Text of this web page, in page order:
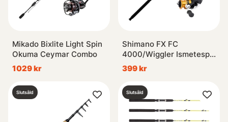
Mikado Bixlite Light Spin
Okuma Ceymar Combo
1029 kr
Shimano FX FC
4000/Wiggler Ismetespö
Soft 118,5 cm Combo
399 kr
Slutsåld Slutsåld